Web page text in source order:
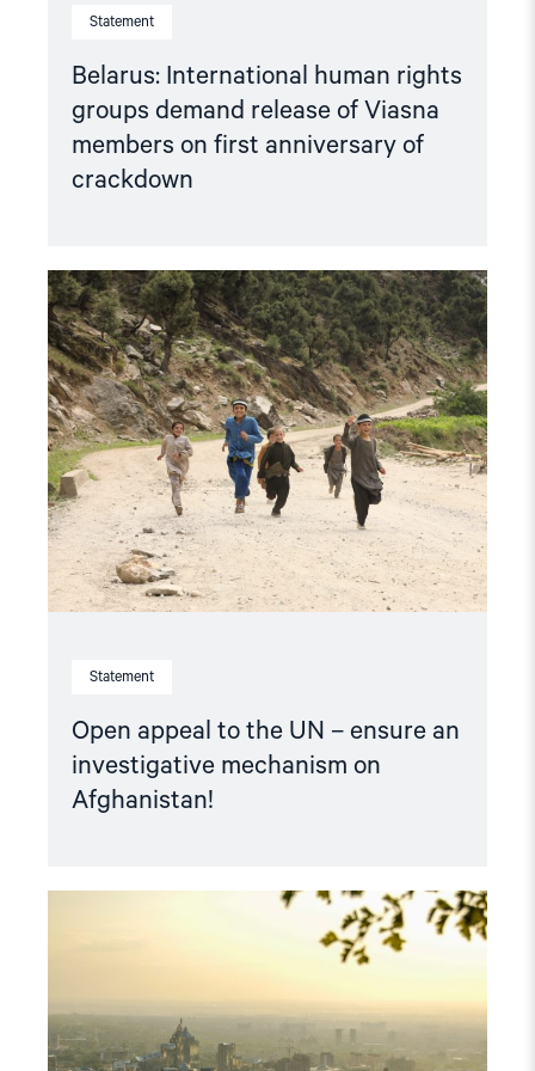
Statement
Belarus: International human rights
groups demand release of Viasna
members on first anniversary of
crackdown
Statement
Open appeal to the UN – ensure an
investigative mechanism on
Afghanistan!
Read
article
"Open
appeal
to
the
UN
–
ensure
an
investigative
mechanism
on
Afghanistan!"
Read
Committee
seeking